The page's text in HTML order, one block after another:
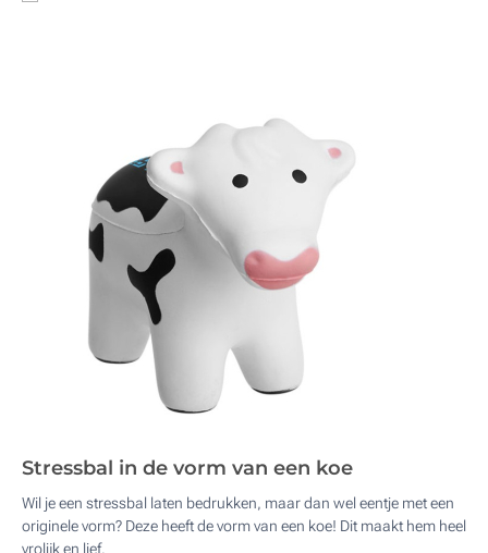
Stressbal in de vorm van een koe
Wil je een stressbal laten bedrukken, maar dan wel eentje met een
originele vorm? Deze heeft de vorm van een koe! Dit maakt hem heel
vrolijk en lief.